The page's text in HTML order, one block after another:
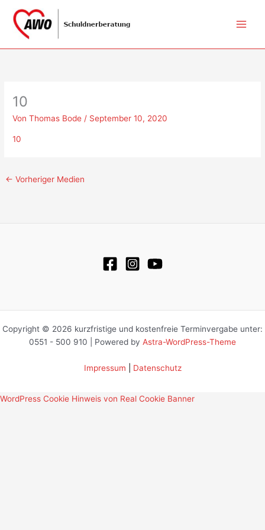
Inhalt
springen
10
VonThomas Bode / September 10, 2020
10
← Vorheriger Medien
Copyright © 2026 kurzfristige und kostenfreie Terminvergabe unter:
0551 - 500 910 | Powered by Astra-WordPress-Theme
Impressum Datenschutz
WordPress Cookie Hinweis von Real Cookie Banner